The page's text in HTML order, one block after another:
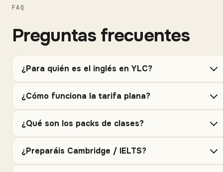
FAQ
Preguntas frecuentes
¿Para quién es el inglés en YLC?
¿Cómo funciona la tarifa plana?
¿Qué son los packs de clases?
¿Preparáis Cambridge / IELTS?